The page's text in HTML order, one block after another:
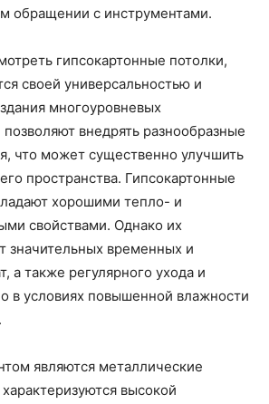
обращении с инструментами.
гипсокартонные потолки,
своей универсальностью и
многоуровневых
внедрять разнообразные
что может существенно улучшить
пространства. Гипсокартонные
хорошими тепло- и
свойствами. Однако их
значительных временных и
а также регулярного ухода и
в условиях повышенной влажности
являются металлические
высокой